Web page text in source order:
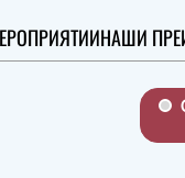
НАШИ